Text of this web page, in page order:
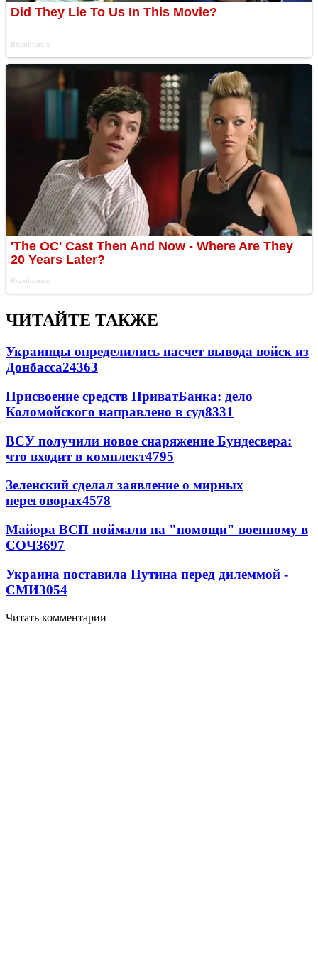
ЧИТАЙТЕ ТАКЖЕ
Украинцы определились насчет вывода войск из
Донбасса24363
Присвоение средств ПриватБанка: дело
Коломойского направлено в суд8331
ВСУ получили новое снаряжение Бундесвера:
что входит в комплект4795
Зеленский сделал заявление о мирных
переговорах4578
Майора ВСП поймали на "помощи" военному в
СОЧ3697
Украина поставила Путина перед дилеммой -
СМИ3054
Читать комментарии